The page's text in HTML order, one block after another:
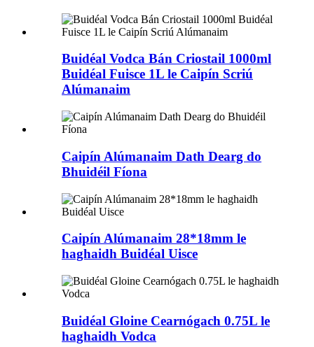
Buidéal Vodca Bán Criostail 1000ml
Buidéal Fuisce 1L le Caipín Scriú
Alúmanaim
Caipín Alúmanaim Dath Dearg do
Bhuidéil Fíona
Caipín Alúmanaim 28*18mm le
haghaidh Buidéal Uisce
Buidéal Gloine Cearnógach 0.75L le
haghaidh Vodca